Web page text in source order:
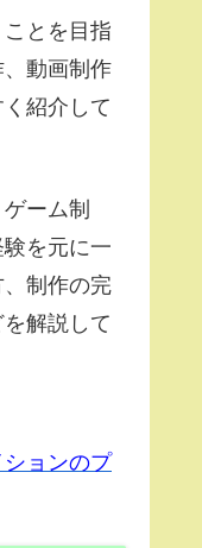
ことを目指
動画制作
紹介して
ーム制
を元に一
制作の完
解説して
ョンのプ